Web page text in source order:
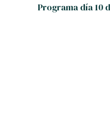
Programa día 10